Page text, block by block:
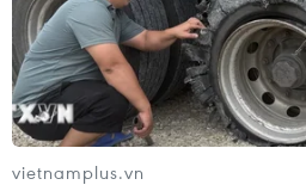
vietnamplus.vn